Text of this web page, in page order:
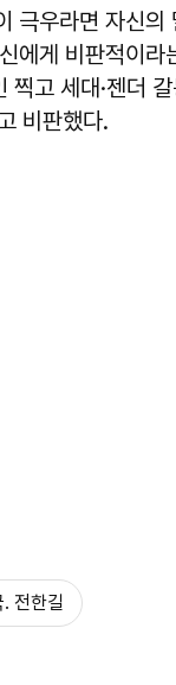
극우라면 자신의
에게 비판적이
찍고 세대·젠더
비판했다.
전한길